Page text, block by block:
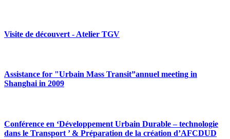
Visite de découvert - Atelier TGV
Assistance for "Urbain Mass Transit”annuel meeting in
Shanghai in 2009
Conférence en ‘Développement Urbain Durable – technologie
dans le Transport ’ & Préparation de la création d’AFCDUD